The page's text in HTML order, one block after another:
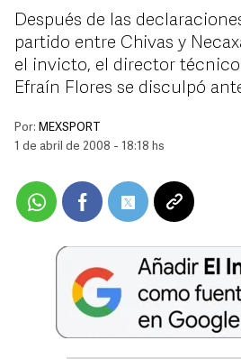
Después de las
partido entre Chivas y
el invicto, el director técnico
Efraín Flores se disculpó
Por: MEXSPORT
1 de abril de 2008 - 18:18 hs